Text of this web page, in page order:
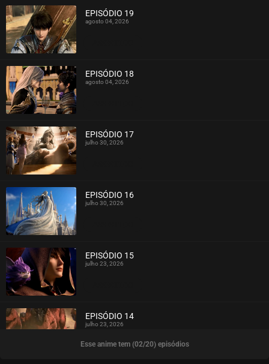
EPISÓDIO 19
agosto 04, 2026
EPISÓDIO 18
agosto 04, 2026
EPISÓDIO 17
julho 30, 2026
EPISÓDIO 16
julho 30, 2026
EPISÓDIO 15
julho 23, 2026
ASSISTIDO
EPISÓDIO 14
julho 23, 2026
Esse anime tem (02/20) episódios